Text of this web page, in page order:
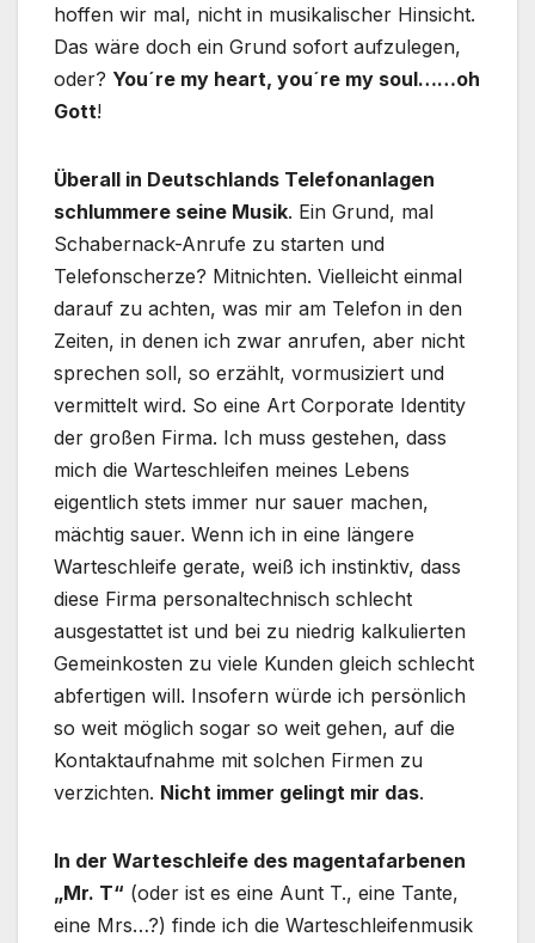
hoffen wir mal, nicht in musikalischer Hinsicht.
Das wäre doch ein Grund sofort aufzulegen,
oder? You´re my heart, you´re my soul……oh
Gott!
Überall in Deutschlands Telefonanlagen
schlummere seine Musik. Ein Grund, mal
Schabernack-Anrufe zu starten und
Telefonscherze? Mitnichten. Vielleicht einmal
darauf zu achten, was mir am Telefon in den
Zeiten, in denen ich zwar anrufen, aber nicht
sprechen soll, so erzählt, vormusiziert und
vermittelt wird. So eine Art Corporate Identity
der großen Firma. Ich muss gestehen, dass
mich die Warteschleifen meines Lebens
eigentlich stets immer nur sauer machen,
mächtig sauer. Wenn ich in eine längere
Warteschleife gerate, weiß ich instinktiv, dass
diese Firma personaltechnisch schlecht
ausgestattet ist und bei zu niedrig kalkulierten
Gemeinkosten zu viele Kunden gleich schlecht
abfertigen will. Insofern würde ich persönlich
so weit möglich sogar so weit gehen, auf die
Kontaktaufnahme mit solchen Firmen zu
verzichten. Nicht immer gelingt mir das.
In der Warteschleife des magentafarbenen
„Mr. T“ (oder ist es eine Aunt T., eine Tante,
eine Mrs…?) finde ich die Warteschleifenmusik